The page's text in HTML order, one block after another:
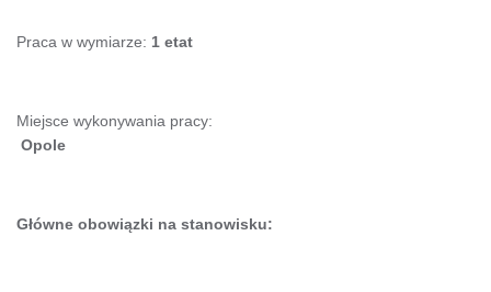
Praca w wymiarze: 1 etat
Miejsce wykonywania pracy:
Opole
Główne obowiązki na stanowisku: